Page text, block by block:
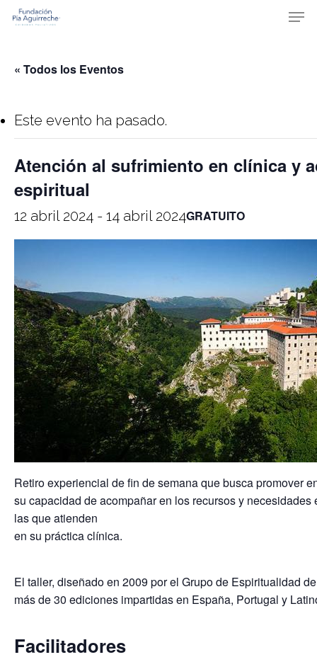
Skip
content
« Todos los Eventos
Este evento ha pasado.
Atención al sufrimiento en clínica y
espiritual
12 abril 2024 - 14 abril 2024GRATUITO
Retiro experiencial de fin de semana que busca promover
su capacidad de acompañar en los recursos y
las que atienden
en su práctica clínica.
El taller, diseñado en 2009 por el Grupo de Espiritualidad
más de 30 ediciones impartidas en España, Portugal y
Facilitadores